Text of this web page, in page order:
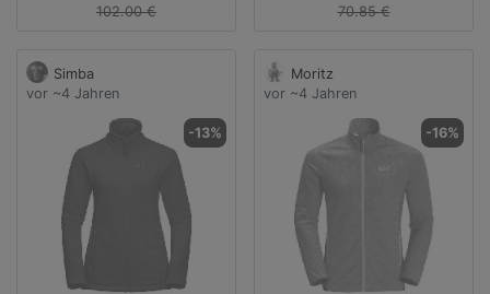
102.00 € 70.85 €
Simba
vor ~4 Jahren
-13%
Moritz
vor ~4 Jahren
-16%